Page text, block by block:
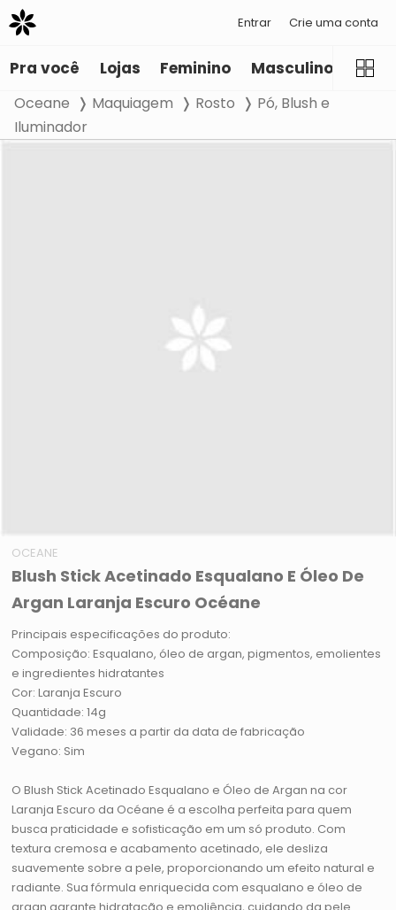
Entrar Crie uma conta
Pra você Lojas Feminino Masculino
Oceane Maquiagem Rosto
Pó, Blush e
Iluminador
OCEANE
Blush Stick Acetinado Esqualano E Óleo De
Argan Laranja Escuro Océane
Principais especificações do produto:
Composição: Esqualano, óleo de argan, pigmentos, emolientes
e ingredientes hidratantes
Cor: Laranja Escuro
Quantidade: 14g
Validade: 36 meses a partir da data de fabricação
Vegano: Sim
O Blush Stick Acetinado Esqualano e Óleo de Argan na cor
Laranja Escuro da Océane é a escolha perfeita para quem
busca praticidade e sofisticação em um só produto. Com
textura cremosa e acabamento acetinado, ele desliza
suavemente sobre a pele, proporcionando um efeito natural e
radiante. Sua fórmula enriquecida com esqualano e óleo de